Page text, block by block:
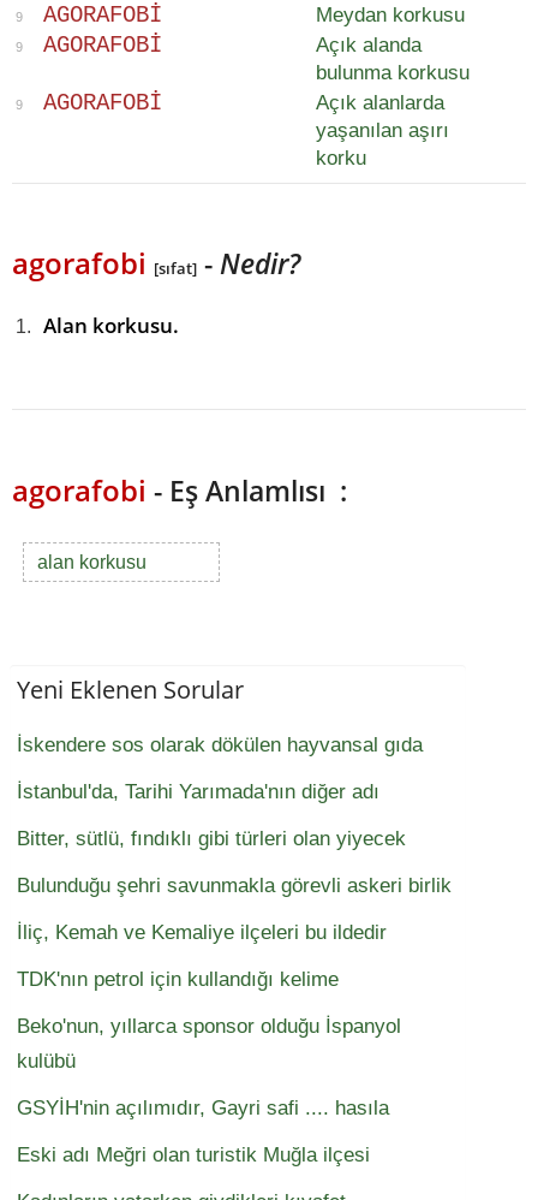
9 AGORAFOBI Meydan korkusu
9 AGORAFOBI
Açık alanda
bulunma korkusu
9 AGORAFOBI
Açık alanlarda
yaşanılan aşırı
korku
agorafobi [sıfat] -Nedir?
Alan korkusu.
agorafobi - Eş Anlamlısı :
alan korkusu
Yeni Eklenen Sorular
İskendere sos olarak dökülen hayvansal gıda
İstanbul'da, Tarihi Yarımada'nın diğer adı
Bitter, sütlü, fındıklı gibi türleri olan yiyecek
Bulunduğu şehri savunmakla görevli askeri birlik
İliç, Kemah ve Kemaliye ilçeleri bu ildedir
TDK'nın petrol için kullandığı kelime
Beko'nun, yıllarca sponsor olduğu İspanyol
kulübü
GSYİH'nin açılımıdır, Gayri safi .... hasıla
Eski adı Meğri olan turistik Muğla ilçesi